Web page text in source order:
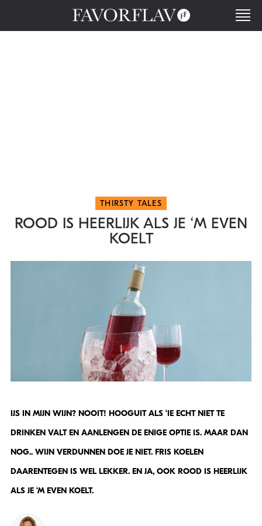
THIRSTY TALES
ROOD IS HEERLIJK ALS JE ‘M EVEN
KOELT
IJS IN MIJN WIJN? NOOIT! HOOGUIT ALS ‘IE ECHT NIET TE
DRINKEN VALT EN AANLENGEN DE ENIGE OPTIE IS. MAAR DAN
NOG.. WIJN VERDUNNEN DOE JE NIET. FRIS KOELEN
DAARENTEGEN IS WEL LEKKER. EN JA, OOK ROOD IS HEERLIJK
ALS JE ‘M EVEN KOELT.